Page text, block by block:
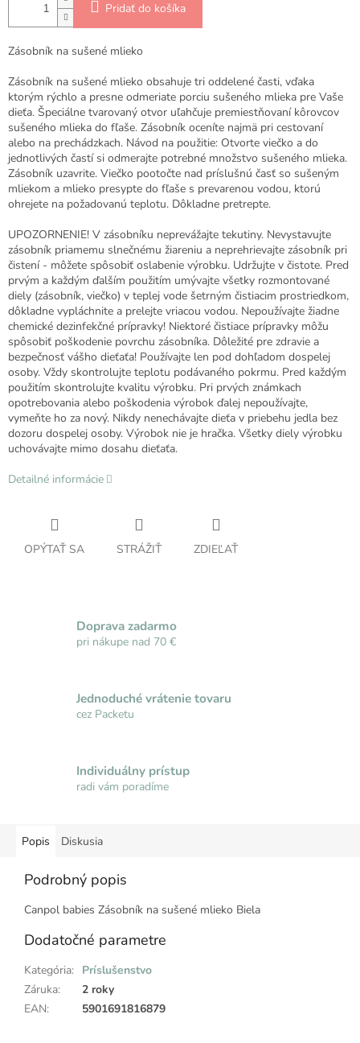
Pridať do košíka
Zásobník na sušené mlieko
Zásobník na sušené mlieko obsahuje tri oddelené časti, vďaka
ktorým rýchlo a presne odmeriate porciu sušeného mlieka pre Vaše
dieťa. Špeciálne tvarovaný otvor uľahčuje premiestňovaní kôrovcov
sušeného mlieka do fľaše. Zásobník oceníte najmä pri cestovaní
alebo na prechádzkach. Návod na použitie: Otvorte viečko a do
jednotlivých častí si odmerajte potrebné množstvo sušeného mlieka.
Zásobník uzavrite. Viečko pootočte nad príslušnú časť so sušeným
mliekom a mlieko presypte do fľaše s prevarenou vodou, ktorú
ohrejete na požadovanú teplotu. Dôkladne pretrepte.
UPOZORNENIE! V zásobníku neprevážajte tekutiny. Nevystavujte
zásobník priamemu slnečnému žiareniu a neprehrievajte zásobník pri
čistení - môžete spôsobiť oslabenie výrobku. Udržujte v čistote. Pred
prvým a každým ďalším použitím umývajte všetky rozmontované
diely (zásobník, viečko) v teplej vode šetrným čistiacim prostriedkom,
dôkladne vypláchnite a prelejte vriacou vodou. Nepoužívajte žiadne
chemické dezinfekčné prípravky! Niektoré čistiace prípravky môžu
spôsobiť poškodenie povrchu zásobníka. Dôležité pre zdravie a
bezpečnosť vášho dieťaťa! Používajte len pod dohľadom dospelej
osoby. Vždy skontrolujte teplotu podávaného pokrmu. Pred každým
použitím skontrolujte kvalitu výrobku. Pri prvých známkach
opotrebovania alebo poškodenia výrobok ďalej nepoužívajte,
vymeňte ho za nový. Nikdy nenechávajte dieťa v priebehu jedla bez
dozoru dospelej osoby. Výrobok nie je hračka. Všetky diely výrobku
uchovávajte mimo dosahu dieťaťa.
Detailné informácie
OPÝTAŤ SA STRÁŽIŤ ZDIEĽAŤ
Doprava zadarmo
pri nákupe nad 70 €
Jednoduché vrátenie tovaru
cez Packetu
Individuálny prístup
radi vám poradíme
Popis Diskusia
Podrobný popis
Canpol babies Zásobník na sušené mlieko Biela
Dodatočné parametre
Kategória: Príslušenstvo
Záruka:
2 roky
EAN: 5901691816879